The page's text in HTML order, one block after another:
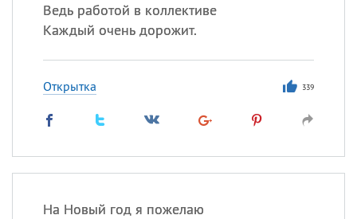
Ведь работой в коллективе
Каждый очень дорожит.
Открытка 339
На Новый год я пожелаю